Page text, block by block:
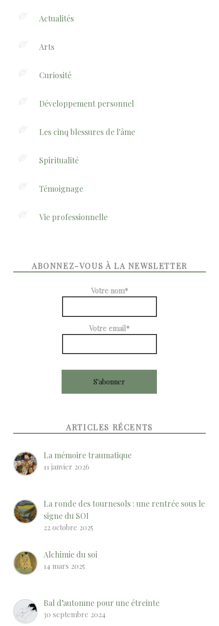
Actualités
Arts
Curiosité
Développement personnel
Les cinq blessures de l'âme
Spiritualité
Témoignage
Vie professionnelle
ABONNEZ-VOUS À LA NEWSLETTER
Votre nom*
Votre email*
ARTICLES RÉCENTS
La mémoire traumatique
11 janvier 2026
La ronde des tournesols : une rentrée sous le
signe du SOI
22 octobre 2025
Alchimie du soi
14 mars 2025
Bal d’automne pour une étreinte
30 septembre 2024